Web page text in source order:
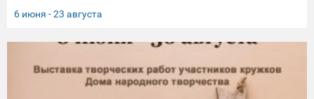
посвящена 290-летнему юбилею Челябинска. Работы выполнены
студентами кафедры декоративно-прикладного искусства ЧГИК.
6 июня - 23 августа